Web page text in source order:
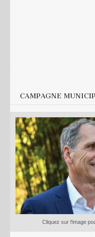
CAMPAGNE
Cliquez sur l'image